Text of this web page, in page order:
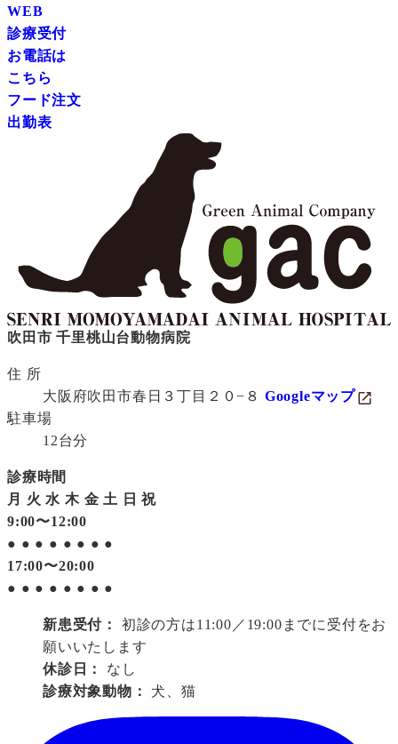
WEB
診療受付
お電話は
こちら
フード注文
出勤表
吹田市 千里桃山台動物病院
住 所
大阪府吹田市春日３丁目２０−８ Googleマップ
駐車場
12台分
診療時間
月
火 水 木 金 土 日 祝
9:00〜12:00
● ● ● ● ● ● ● ●
17:00〜20:00
● ● ● ● ● ● ● ●
新患受付：
初診の方は11:00／19:00までに受付をお
願いいたします
休診日：
なし
診療対象動物：
犬、猫